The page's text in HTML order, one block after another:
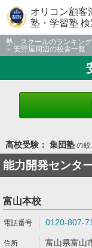
オリコン顧客
塾・学習塾 検
塾、スクールのランキン
安野屋周辺の校舎一覧
高校受験： 集団塾の絞
能力開発センタ
富山本校
0120-807-
富山県富山